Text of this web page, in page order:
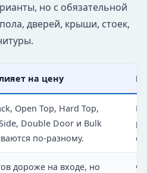
но с обязательной
дверей, крыши, стоек,
на цену
Open Top, Hard Top,
Double Door и Bulk
по-разному.
дороже на входе, но